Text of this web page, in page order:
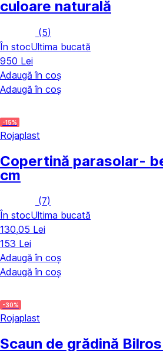
culoare naturală
(5)
În stocUltima bucată
950 Lei
Adaugă în coș
Adaugă în coș
-15%
Rojaplast
Copertină parasolar-
cm
(7)
În stocUltima bucată
130,05 Lei
153 Lei
Adaugă în coș
Adaugă în coș
-30%
Rojaplast
Scaun de grădină Bilros